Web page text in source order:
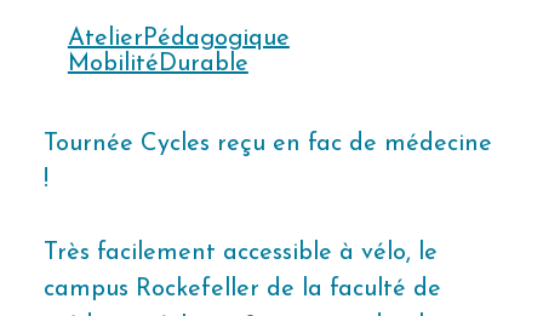
AtelierPédagogique
MobilitéDurable
Tournée Cycles reçu en fac de médecine
!
Très facilement accessible à vélo, le
campus Rockefeller de la faculté de